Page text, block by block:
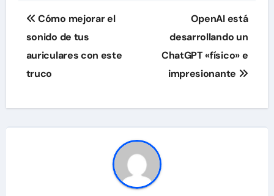
Navegación
de
entradas
Cómo mejorar el
sonido de tus
auriculares con este
truco
OpenAI está
desarrollando un
ChatGPT «físico» e
impresionante